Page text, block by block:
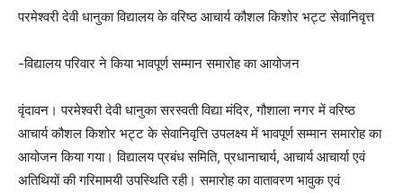
परमेश्वरी देवी धानुका विद्यालय के वरिष्ठ आचार्य कौशल किशोर भट्ट सेवानिवृत्त
-विद्यालय परिवार ने किया भावपूर्ण सम्मान समारोह का आयोजन
वृंदावन। परमेश्वरी देवी धानुका सरस्वती विद्या मंदिर, गौशाला नगर में वरिष्ठ
आचार्य कौशल किशोर भट्ट के सेवानिवृत्ति उपलक्ष्य में भावपूर्ण सम्मान समारोह का
आयोजन किया गया। विद्यालय प्रबंध समिति, प्रधानाचार्य, आचार्य आचार्या एवं
अतिथियों की गरिमामयी उपस्थिति रही। समारोह का वातावरण भावुक एवं